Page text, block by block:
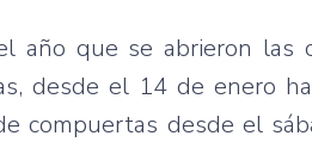
año que se abrieron las
desde el 14 de enero
compuertas desde el